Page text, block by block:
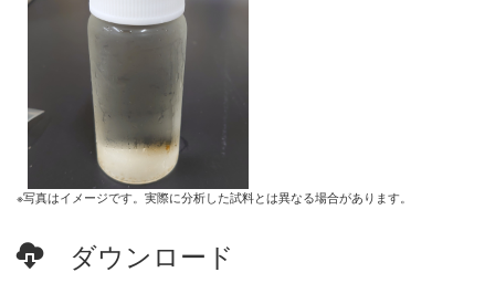
※写真はイメージです。実際に分析した試料とは異なる場合があります。
ダウンロード